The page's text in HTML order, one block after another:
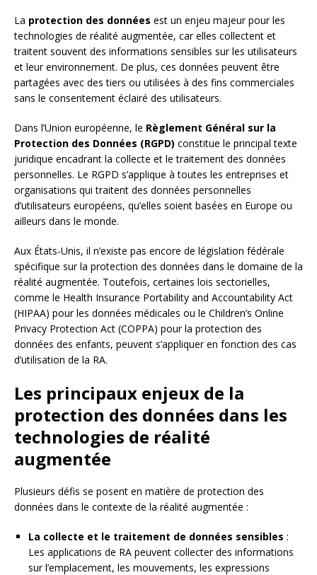
La protection des données est un enjeu majeur pour les
technologies de réalité augmentée, car elles collectent et
traitent souvent des informations sensibles sur les utilisateurs
et leur environnement. De plus, ces données peuvent être
partagées avec des tiers ou utilisées à des fins commerciales
sans le consentement éclairé des utilisateurs.
Dans l’Union européenne, le Règlement Général sur la
Protection des Données (RGPD) constitue le principal texte
juridique encadrant la collecte et le traitement des données
personnelles. Le RGPD s’applique à toutes les entreprises et
organisations qui traitent des données personnelles
d’utilisateurs européens, qu’elles soient basées en Europe ou
ailleurs dans le monde.
Aux États-Unis, il n’existe pas encore de législation fédérale
spécifique sur la protection des données dans le domaine de la
réalité augmentée. Toutefois, certaines lois sectorielles,
comme le Health Insurance Portability and Accountability Act
(HIPAA) pour les données médicales ou le Children’s Online
Privacy Protection Act (COPPA) pour la protection des
données des enfants, peuvent s’appliquer en fonction des cas
d’utilisation de la RA.
Les principaux enjeux de la
protection des données dans les
technologies de réalité
augmentée
Plusieurs défis se posent en matière de protection des
données dans le contexte de la réalité augmentée :
La collecte et le traitement de données sensibles :
Les applications de RA peuvent collecter des informations
sur l’emplacement, les mouvements, les expressions